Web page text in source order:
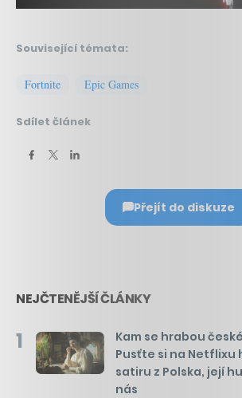
Související témata:
Fortnite Epic Games
Sdílet článek
Přejít do diskuze
NEJČTENĚJŠÍ ČLÁNKY
1
Kam se hrabou
Pusťte si na Netflixu
satiru z Polska, její
nás